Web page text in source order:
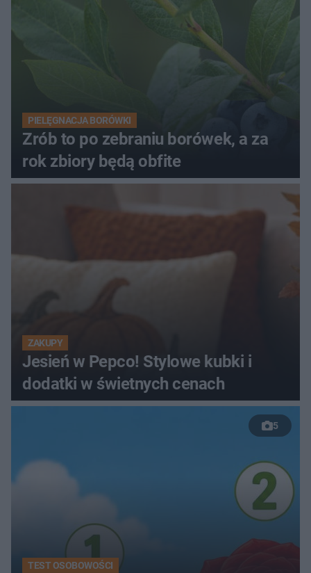
PIELĘGNACJA BORÓWKI
Zrób to po zebraniu borówek, a za
rok zbiory będą obfite
ZAKUPY
Jesień w Pepco! Stylowe kubki i
dodatki w świetnych cenach
5
TEST OSOBOWOŚCI